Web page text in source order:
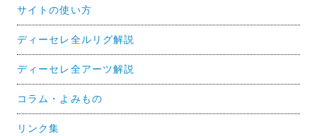
サイトの使い方
ディーセレ全ルリグ解説
ディーセレ全アーツ解説
コラム・よみもの
リンク集